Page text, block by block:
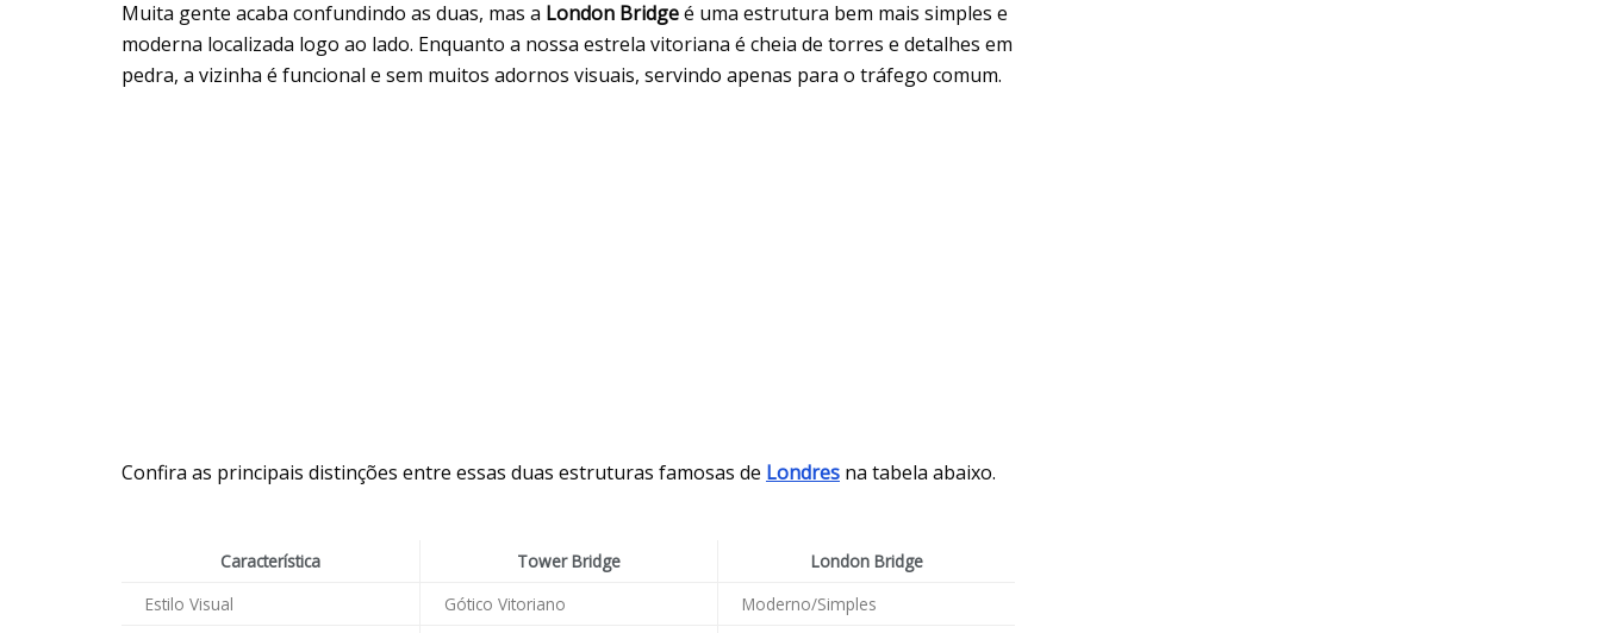
Muita gente acaba confundindo as duas, mas a London Bridgeé uma estrutura bem mais simples e
moderna localizada logo ao lado. Enquanto a nossa estrela vitoriana é cheia de torres e detalhes em
pedra, a vizinha é funcional e sem muitos adornos visuais, servindo apenas para o tráfego comum.
Confira as principais distinções entre essas duas estruturas famosas de Londres na tabela abaixo.
Característica Tower Bridge
London Bridge
Estilo Visual
Gótico Vitoriano
Moderno/Simples